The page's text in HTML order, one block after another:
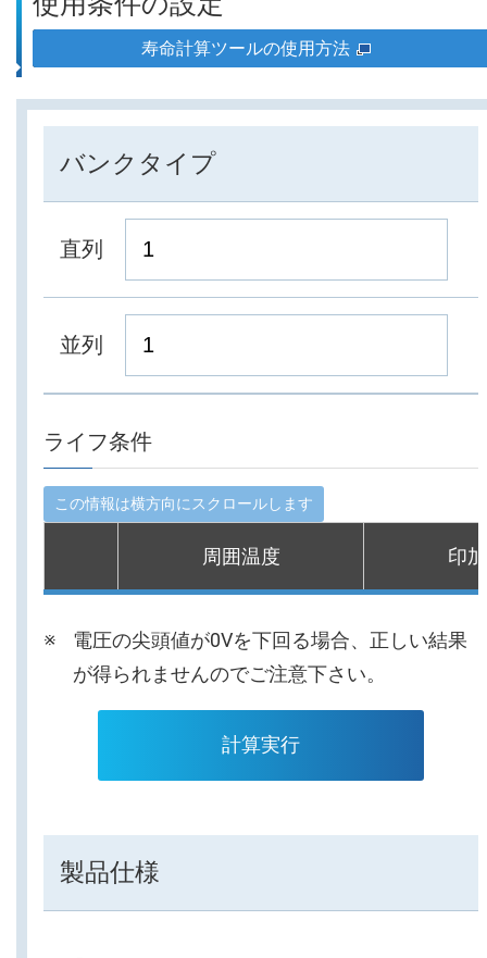
寿命計算ツールの使用方法
バンクタイプ
直列
並列
ライフ条件
周囲温度 印
電圧の尖頭値が0Vを下回る場合、正しい結果
が得られませんのでご注意下さい。
計算実行
製品仕様